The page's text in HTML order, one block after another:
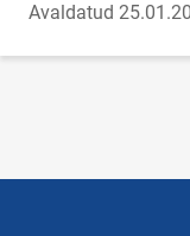
Avaldatud